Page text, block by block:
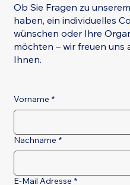
Ob Sie Fragen zu
haben, ein individuelles
wünschen oder Ihre
möchten – wir freuen uns
Ihnen.
Vorname *
Nachname *
E-Mail Adresse *